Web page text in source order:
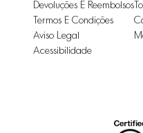
Devoluções E Reembolsos
Termos E Condições
Aviso Legal
Acessibilidade